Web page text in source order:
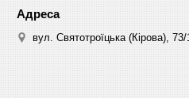
вул. Святотроїцька (Кірова),